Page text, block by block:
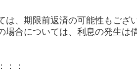
は、期限前返済の可能性もござ
場合については、利息の発生は
：：